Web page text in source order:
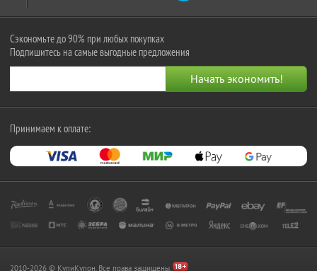
Сэкономьте до 90% при любых покупках
Подпишитесь на самые выгодные предложения
Принимаем к оплате:
2010-2026 © КупиКупон. Все права защищены.